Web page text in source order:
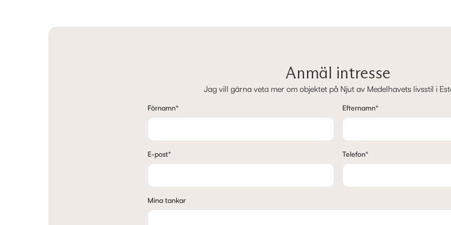
Anmäl intresse
Jag vill gärna veta mer om objektet på Njut av Medelhavets livsstil i
Förnamn* Efternamn*
E-post* Telefon*
Mina tankar